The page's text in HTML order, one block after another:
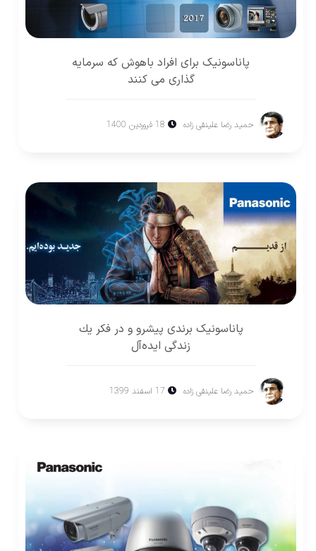
پاناسونيک برای افراد باهوش كه سرمايه
گذاری می كنند
حمید رضا علینقی زاده 18 فروردین 1400
پاناسونيک برندی پيشرو و در فكر يك
زندگی ايده‌آل
حمید رضا علینقی زاده 17 اسفند 1399